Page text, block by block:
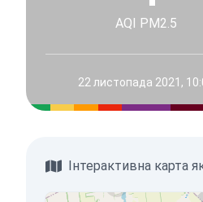
AQI PM2.5
22 листопада 2021,
Інтерактивна карта